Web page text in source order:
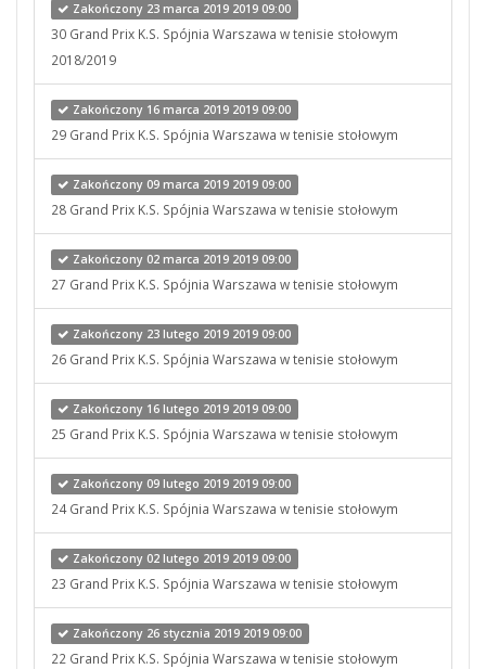
Zakończony 23 marca 2019 2019 09:00
30 Grand Prix K.S. Spójnia Warszawa w tenisie stołowym
2018/2019
Zakończony 16 marca 2019 2019 09:00
29 Grand Prix K.S. Spójnia Warszawa w tenisie stołowym
Zakończony 09 marca 2019 2019 09:00
28 Grand Prix K.S. Spójnia Warszawa w tenisie stołowym
Zakończony 02 marca 2019 2019 09:00
27 Grand Prix K.S. Spójnia Warszawa w tenisie stołowym
Zakończony 23 lutego 2019 2019 09:00
26 Grand Prix K.S. Spójnia Warszawa w tenisie stołowym
Zakończony 16 lutego 2019 2019 09:00
25 Grand Prix K.S. Spójnia Warszawa w tenisie stołowym
Zakończony 09 lutego 2019 2019 09:00
24 Grand Prix K.S. Spójnia Warszawa w tenisie stołowym
Zakończony 02 lutego 2019 2019 09:00
23 Grand Prix K.S. Spójnia Warszawa w tenisie stołowym
Zakończony 26 stycznia 2019 2019 09:00
22 Grand Prix K.S. Spójnia Warszawa w tenisie stołowym